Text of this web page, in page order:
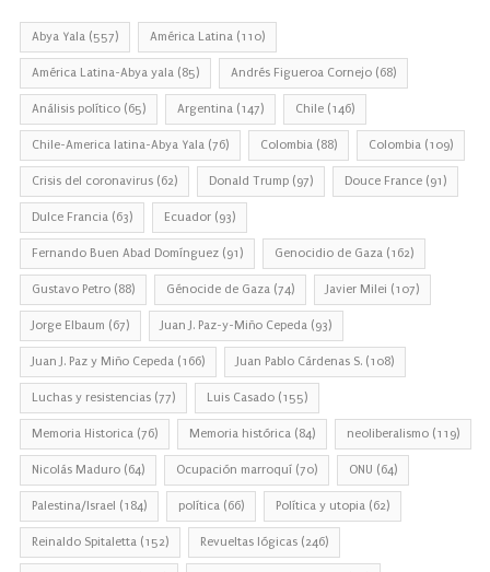
Abya Yala (557) América Latina (110)
América Latina-Abya yala (85) Andrés Figueroa Cornejo (68)
Análisis político (65) Argentina (147) Chile (146)
Chile-America latina-Abya Yala (76) Colombia (88) Colombia (109)
Crisis del coronavirus (62) Donald Trump (97) Douce France (91)
Dulce Francia (63) Ecuador (93)
Fernando Buen Abad Domínguez (91) Genocidio de Gaza (162)
Gustavo Petro (88) Génocide de Gaza (74) Javier Milei (107)
Jorge Elbaum (67) Juan J. Paz-y-Miño Cepeda (93)
Juan J. Paz y Miño Cepeda (166) Juan Pablo Cárdenas S. (108)
Luchas y resistencias (77) Luis Casado (155)
Memoria Historica (76) Memoria histórica (84) neoliberalismo (119)
Nicolás Maduro (64) Ocupación marroquí (70) ONU (64)
Palestina/Israel (184) política (66) Política y utopia (62)
Reinaldo Spitaletta (152) Revueltas lógicas (246)